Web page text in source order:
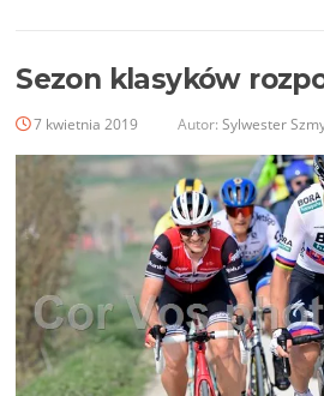
Sezon klasyków
7 kwietnia 2019 Autor:Sylwester